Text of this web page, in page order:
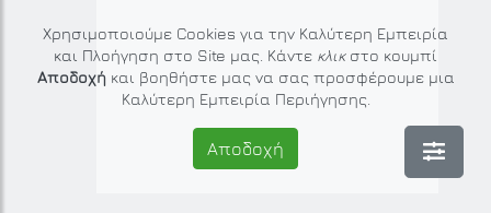
Χρησιμοποιούμε Cookies για την Καλύτερη Εμπειρία
και Πλοήγηση στο Site μας. Κάντε κλικ στο κουμπί
Αποδοχήκαι βοηθήστε μας να σας προσφέρουμε μια
Καλύτερη Εμπειρία Περιήγησης.
Αποδοχή